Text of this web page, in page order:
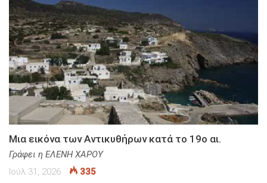
Μια εικόνα των Αντικυθήρων κατά το 19ο αι.
Γράφει η ΕΛΕΝΗ ΧΑΡΟΥ
Ιούλ 31, 2026
335